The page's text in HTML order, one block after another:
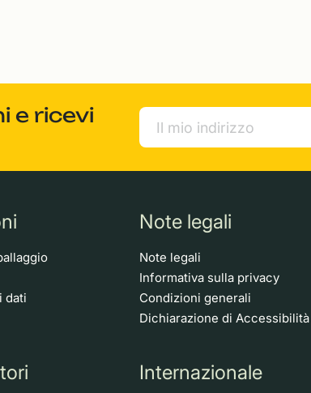
e ricevi
dati
Note legali
Note legali
Informativa sulla privacy
Condizioni generali
Dichiarazione di Accessibilità
Internazionale